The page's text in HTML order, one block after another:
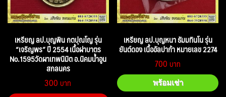
เหรียญ ลป.บุญพิน กตปุณโญ รุ่น
“เจริญพร” ปี 2554 เนื้อฝาบาตร
No.1595วัดผาเทพนิมิต อ.นิคมน้ำอูน
สกลนคร
300
เหรียญ ลป.บุญหนา ธัมมทินโน รุ่น
ยันต์ดอง เนื้ออัลปาก้า หมายเลข 2274
700
พร้อมเช่า